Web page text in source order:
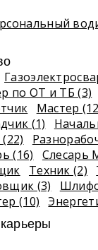
по ОТ и ТБ (3)
Мастер
(1)
(16) Слесарь
Техник (2)
(3)
(10)